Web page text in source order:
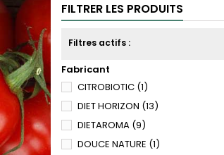
FILTRER LES PRODUITS
Filtres actifs :
Fabricant
CITROBIOTIC (1)
DIET HORIZON (13)
DIETAROMA (9)
DOUCE NATURE (1)